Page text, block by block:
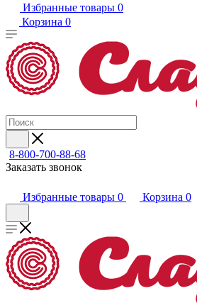
Избранные товары 0
Корзина 0
8-800-700-88-68
Заказать звонок
Избранные товары 0 Корзина 0